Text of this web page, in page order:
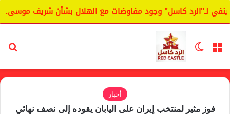
لـ"الرد كاسل" وجود مفاوضات مع الهلال بشأن شريف موسى.
القائمة الوضع المظلم
أخبار
فوز مثير لمنتخب إيران على اليابان يقوده إلى نصف نهائي